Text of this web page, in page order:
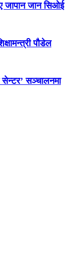
जापान जान सिओई
पौडेल
सेन्टर’ सञ्चालनमा